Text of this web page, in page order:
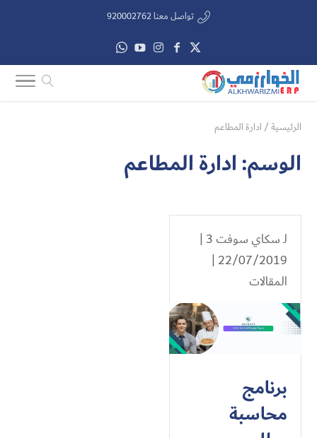
تواصل معنا 920002762
الرئيسية/ ادارة المطاعم
الوسم:ادارة المطاعم
لـسكاي سوفت 3
|
22/07/2019 |
المقالات
برنامج
محاسبة